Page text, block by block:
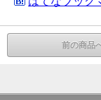
前の商品